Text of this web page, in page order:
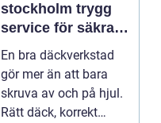
stockholm trygg
service för säkra
mil året runt
En bra däckverkstad
gör mer än att bara
skruva av och på hjul.
Rätt däck, korrekt